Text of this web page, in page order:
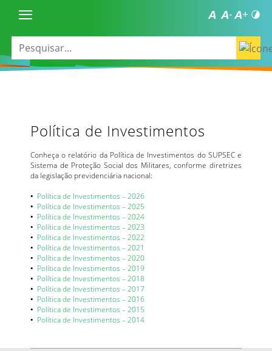
Política de Investimentos
Conheça o relatório da Política de Investimentos do SUPSEC e
Sistema de Proteção Social dos Militares, conforme diretrizes
da legislação previdenciária nacional:
• Política de Investimentos – 2026
• Política de Investimentos – 2025
• Política de Investimentos – 2024
• Política de Investimentos – 2023
• Política de Investimentos – 2022
• Política de Investimentos – 2021
• Política de Investimentos – 2020
• Política de Investimentos – 2019
• Política de Investimentos – 2018
• Política de Investimentos – 2017
• Política de Investimentos – 2016
• Política de Investimentos – 2015
• Política de Investimentos – 2014